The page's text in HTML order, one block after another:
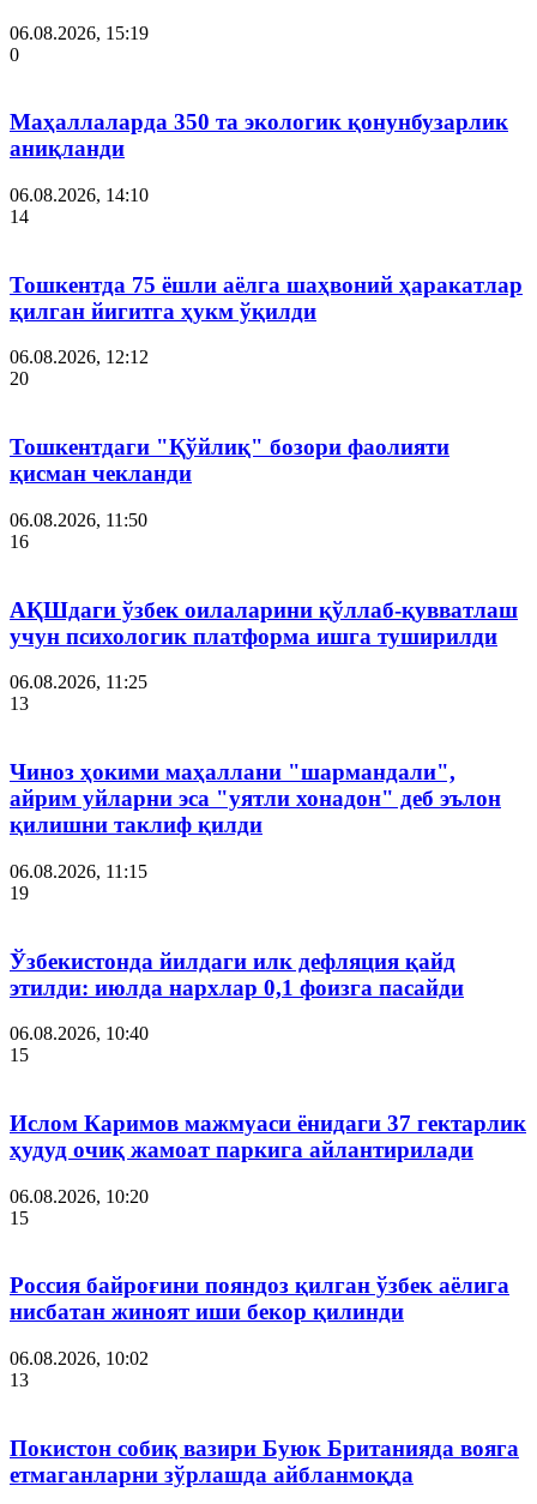
06.08.2026, 15:19
0
Маҳаллаларда 350 та экологик қонунбузарлик
аниқланди
06.08.2026, 14:10
14
Тошкентда 75 ёшли аёлга шаҳвоний ҳаракатлар
қилган йигитга ҳукм ўқилди
06.08.2026, 12:12
20
Тошкентдаги "Қўйлиқ" бозори фаолияти
қисман чекланди
06.08.2026, 11:50
16
АҚШдаги ўзбек оилаларини қўллаб-қувватлаш
учун психологик платформа ишга туширилди
06.08.2026, 11:25
13
Чиноз ҳокими маҳаллани "шармандали",
айрим уйларни эса "уятли хонадон" деб эълон
қилишни таклиф қилди
06.08.2026, 11:15
19
Ўзбекистонда йилдаги илк дефляция қайд
этилди: июлда нархлар 0,1 фоизга пасайди
06.08.2026, 10:40
15
Ислом Каримов мажмуаси ёнидаги 37 гектарлик
ҳудуд очиқ жамоат паркига айлантирилади
06.08.2026, 10:20
15
Россия байроғини пояндоз қилган ўзбек аёлига
нисбатан жиноят иши бекор қилинди
06.08.2026, 10:02
13
Покистон собиқ вазири Буюк Британияда вояга
етмаганларни зўрлашда айбланмоқда